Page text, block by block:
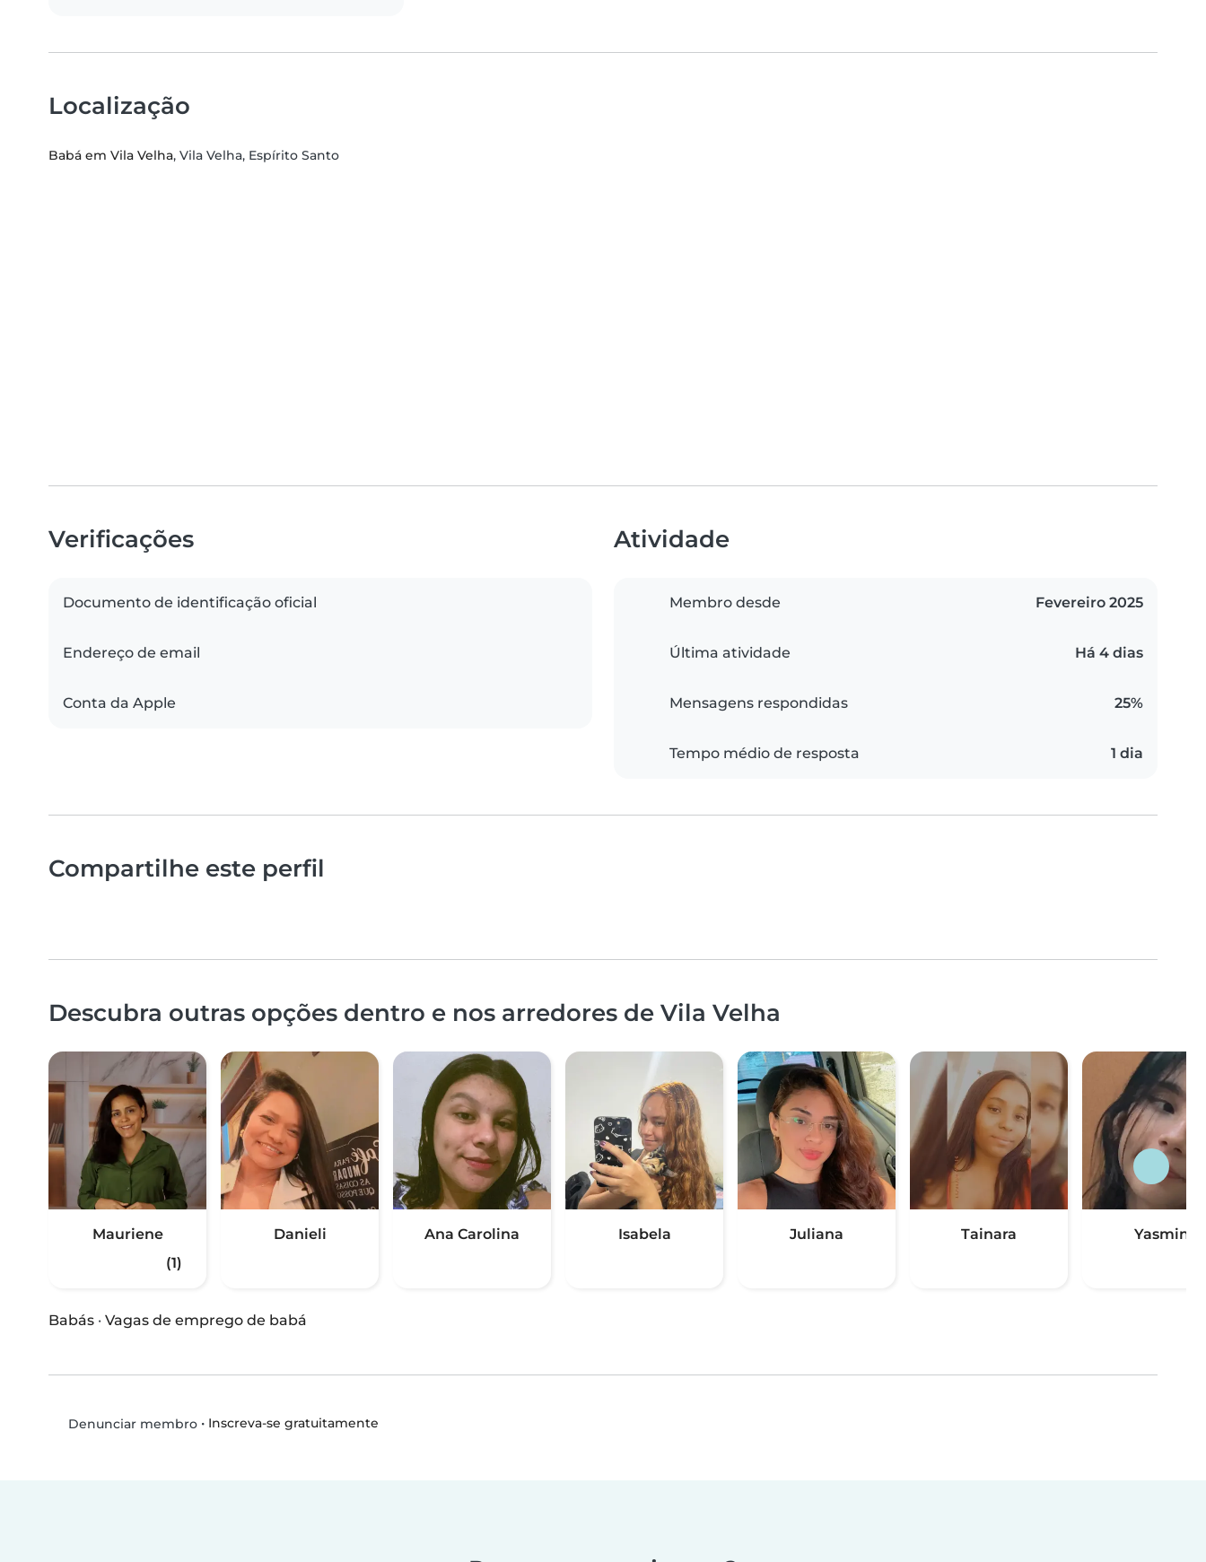
Localização
Babá em Vila Velha, Vila Velha, Espírito Santo
Verificações
Documento de identificação oficial
Endereço de email
Conta da Apple
Atividade
Membro desde Fevereiro 2025
Última atividade Há 4 dias
Mensagens respondidas 25%
Tempo médio de resposta 1 dia
Compartilhe este perfil
Descubra outras opções dentro e nos arredores de Vila Velha
Mauriene
(1)
Danieli Ana Carolina Isabela Juliana Tainara Yasmin
Babás · Vagas de emprego de babá
Denunciar membro• Inscreva-se gratuitamente